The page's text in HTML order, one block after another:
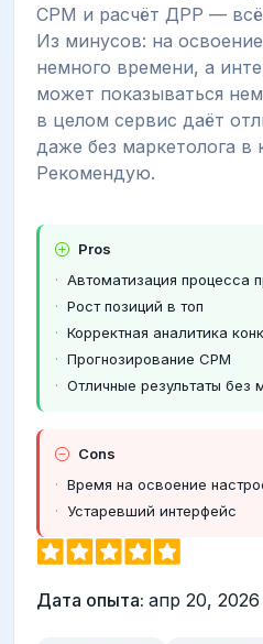
CPM и расчёт ДРР —
Из минусов: на
немного времени, а
может показываться
в целом сервис даёт
даже без маркетолога в
Рекомендую.
Pros
Автоматизация процесса
Рост позиций в топ
Корректная аналитика
Прогнозирование CPM
Отличные результаты без
Cons
Время на освоение
Устаревший интерфейс
Дата опыта: апр 20, 2026